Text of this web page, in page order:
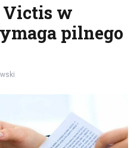
Victis w
pilnego